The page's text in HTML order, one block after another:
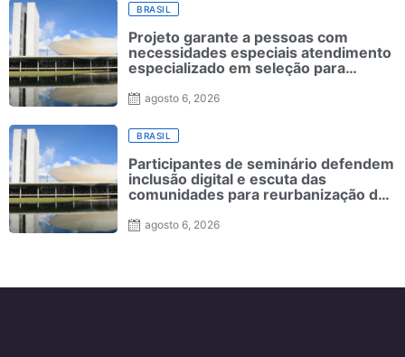
BRASIL
Projeto garante a pessoas com
necessidades especiais atendimento
especializado em seleção para
agosto 6, 2026
BRASIL
Participantes de seminário defendem
inclusão digital e escuta das
comunidades para reurbanização de
agosto 6, 2026